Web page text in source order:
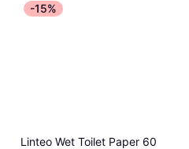
-15%
Linteo Wet Toilet Paper 60